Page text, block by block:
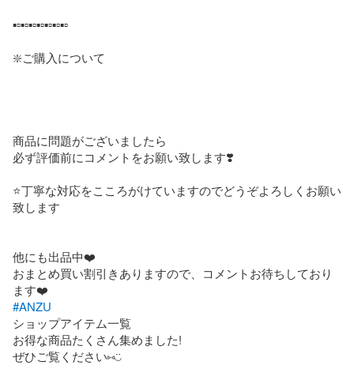
▪️▫️▪️▫️▪️▫️▪️▫️▪️▫️▪️▫️▪️▫️
❇️ご購入について
商品に問題がございましたら
必ず評価前にコメントをお願い致します❣️
⭐️丁寧な対応をこころがけていますのでどうぞよろしくお願い
致します
他にも出品中❤️
おまとめ買い割引きありますので、コメントお待ちしており
#ANZU
ショップアイテム一覧
お得な商品たくさん集めました!
ぜひご覧ください⑅◡̈